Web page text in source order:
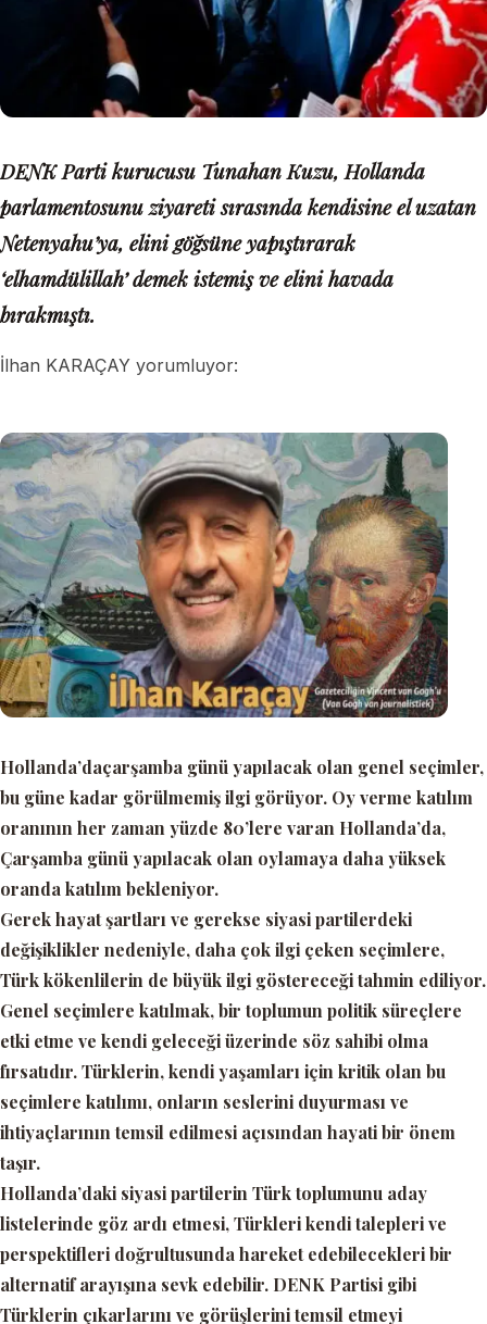
DENK Parti kurucusu Tunahan Kuzu, Hollanda
parlamentosunu ziyareti sırasında kendisine el uzatan
Netenyahu’ya, elini göğsüne yapıştırarak
‘elhamdülillah’ demek istemiş ve elini havada
bırakmıştı.
İlhan KARAÇAY yorumluyor:
Hollanda’daçarşamba günü yapılacak olan genel seçimler,
bu güne kadar görülmemiş ilgi görüyor. Oy verme katılım
oranının her zaman yüzde 80’lere varan Hollanda’da,
Çarşamba günü yapılacak olan oylamaya daha yüksek
oranda katılım bekleniyor.
Gerek hayat şartları ve gerekse siyasi partilerdeki
değişiklikler nedeniyle, daha çok ilgi çeken seçimlere,
Türk kökenlilerin de büyük ilgi göstereceği tahmin ediliyor.
Genel seçimlere katılmak, bir toplumun politik süreçlere
etki etme ve kendi geleceği üzerinde söz sahibi olma
fırsatıdır. Türklerin, kendi yaşamları için kritik olan bu
seçimlere katılımı, onların seslerini duyurması ve
ihtiyaçlarının temsil edilmesi açısından hayati bir önem
taşır.
Hollanda’daki siyasi partilerin Türk toplumunu aday
listelerinde göz ardı etmesi, Türkleri kendi talepleri ve
perspektifleri doğrultusunda hareket edebilecekleri bir
alternatif arayışına sevk edebilir. DENK Partisi gibi
Türklerin çıkarlarını ve görüşlerini temsil etmeyi